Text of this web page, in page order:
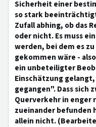
Sicherheit einer
so stark
Zufall abhing, ob das
oder nicht. Es muss
werden, bei dem es
gekommen wäre -
ein unbeteiligter
Einschätzung
gegangen". Dass sich
Querverkehr in enger
zueinander befunden
allein nicht.